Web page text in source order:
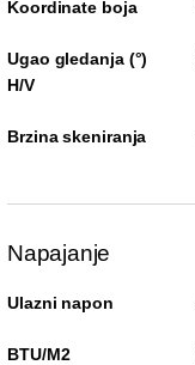
Koordinate boja
Ugao gledanja (°)
H/V
Brzina skeniranja
Napajanje
Ulazni napon
BTU/M2